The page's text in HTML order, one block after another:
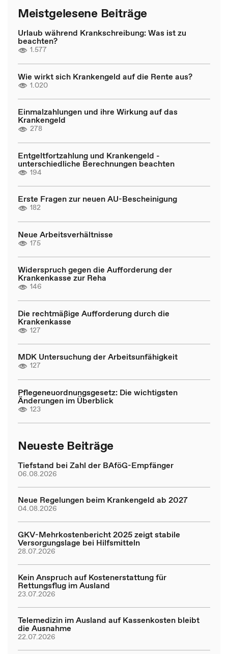
Meistgelesene Beiträge
Urlaub während Krankschreibung: Was ist zu
beachten?
1.577
Wie wirkt sich Krankengeld auf die Rente aus?
1.020
Einmalzahlungen und ihre Wirkung auf das
Krankengeld
278
Entgeltfortzahlung und Krankengeld -
unterschiedliche Berechnungen beachten
194
Erste Fragen zur neuen AU-Bescheinigung
182
Neue Arbeitsverhältnisse
175
Widerspruch gegen die Aufforderung der
Krankenkasse zur Reha
146
Die rechtmäßige Aufforderung durch die
Krankenkasse
127
MDK Untersuchung der Arbeitsunfähigkeit
127
Pflegeneuordnungsgesetz: Die wichtigsten
Änderungen im Überblick
123
Neueste Beiträge
Tiefstand bei Zahl der BAföG-Empfänger
06.08.2026
Neue Regelungen beim Krankengeld ab 2027
04.08.2026
GKV-Mehrkostenbericht 2025 zeigt stabile
Versorgungslage bei Hilfsmitteln
28.07.2026
Kein Anspruch auf Kostenerstattung für
Rettungsflug im Ausland
23.07.2026
Telemedizin im Ausland auf Kassenkosten bleibt
die Ausnahme
22.07.2026